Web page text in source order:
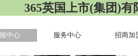
365英国上市(集团)
中心 服务中心 招商加